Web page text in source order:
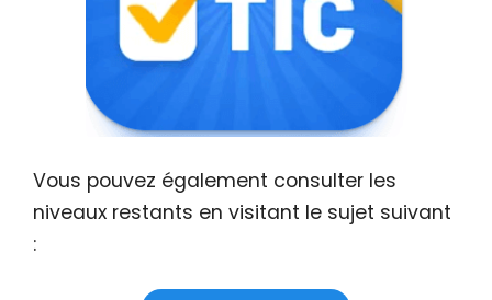
Vous pouvez également consulter les
niveaux restants en visitant le sujet suivant
: